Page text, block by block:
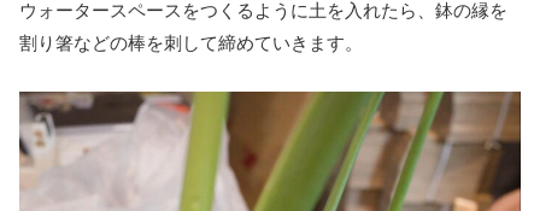
ウォータースペースをつくるように土を入れたら、鉢の縁を
割り箸などの棒を刺して締めていきます。